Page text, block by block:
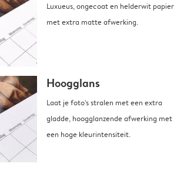
Luxueus, ongecoat en helderwit papier
met extra matte afwerking.
Hoogglans
Laat je foto's stralen met een extra
gladde, hoogglanzende afwerking met
een hoge kleurintensiteit.